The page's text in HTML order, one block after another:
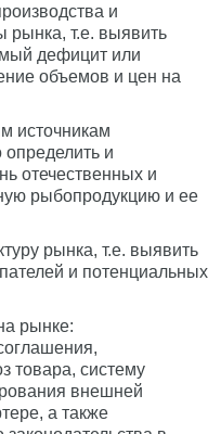
и
рынка, т.е. выявить
дефицит или
объемов и цен на
источникам
и
отечественных и
рыбопродукцию и ее
рынка, т.е. выявить
и потенциальных
рынке:
товара, систему
внешней
а также